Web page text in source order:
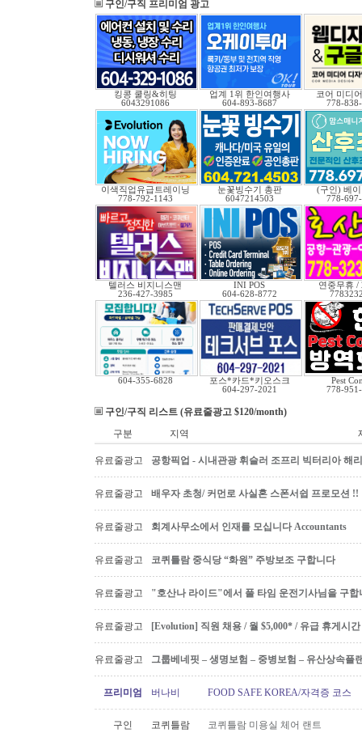
구인/구직 프리미엄 광고
킹콩 쿨링&히팅
6043291086
업계 1위 한인여행사
604-893-8687
코어 미디
778-
이색직업유급트레이닝
778-792-1143
눈꽃빙수기 총판
6047214503
(구인) 베
778-
텔러스 비지니스맨
236-427-3985
INI POS
604-628-8772
연중무휴 /
604-355-6828
포스*카드*키오스크
604-297-2021
Pest
778-
구인/구직 리스트 (유료줄광고 $120/month)
구분
지역
유료줄광고 공항픽업 - 시내관광 휘슬러 조프리 빅터리아 해
유료줄광고 배우자 초청/ 커먼로 사실혼 스폰서쉽 프로모션 !!
유료줄광고 회계사무소에서 인재를 모십니다 Accountants
유료줄광고 코퀴틀람 중식당 “화원” 주방보조 구합니다
유료줄광고 "호산나 라이드"에서 풀 타임 운전기사님을 구합
유료줄광고 [Evolution] 직원 채용 / 월 $5,000* / 유급 휴게시
유료줄광고 그룹베네핏 – 생명보험 – 중병보험 – 유산상속플
프리미엄 버나비 FOOD SAFE KOREA/자격증 코스
구인 코퀴틀람 코퀴틀람 미용실 체어 랜트